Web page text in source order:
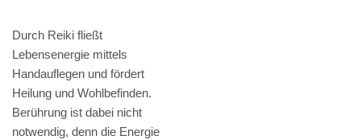
Durch Reiki fließt
Lebensenergie mittels
Handauflegen und fördert
Heilung und Wohlbefinden.
Berührung ist dabei nicht
notwendig, denn die Energie